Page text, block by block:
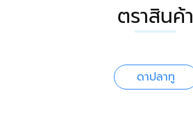
ตราสินค้า
ดาปลาทู